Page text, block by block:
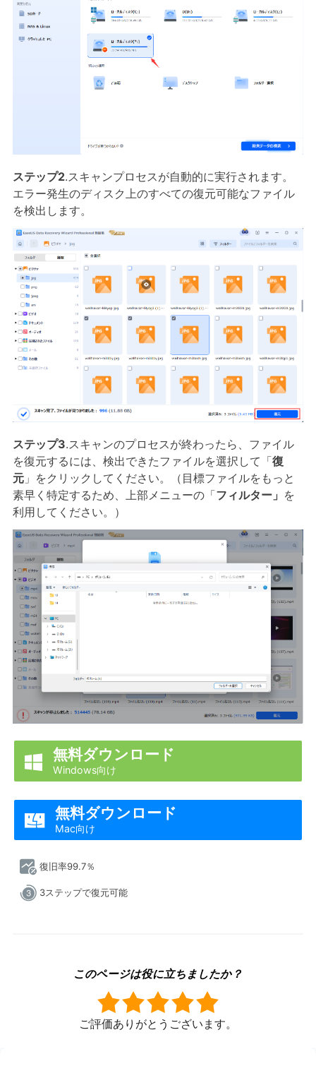
ステップ2.スキャンプロセスが自動的に実行されます。
エラー発生のディスク上のすべての復元可能なファイル
を検出します。
ステップ3.スキャンのプロセスが終わったら、ファイル
を復元するには、検出できたファイルを選択して「復
元」をクリックしてください。（目標ファイルをもっと
素早く特定するため、上部メニューの「フィルター」 を
利用してください。）
 無料ダウンロード
Windows向け
 無料ダウンロード
Mac向け
復旧率99.7％
3ステップで復元可能
このページは役に立ちましたか？
ご評価ありがとうございます。